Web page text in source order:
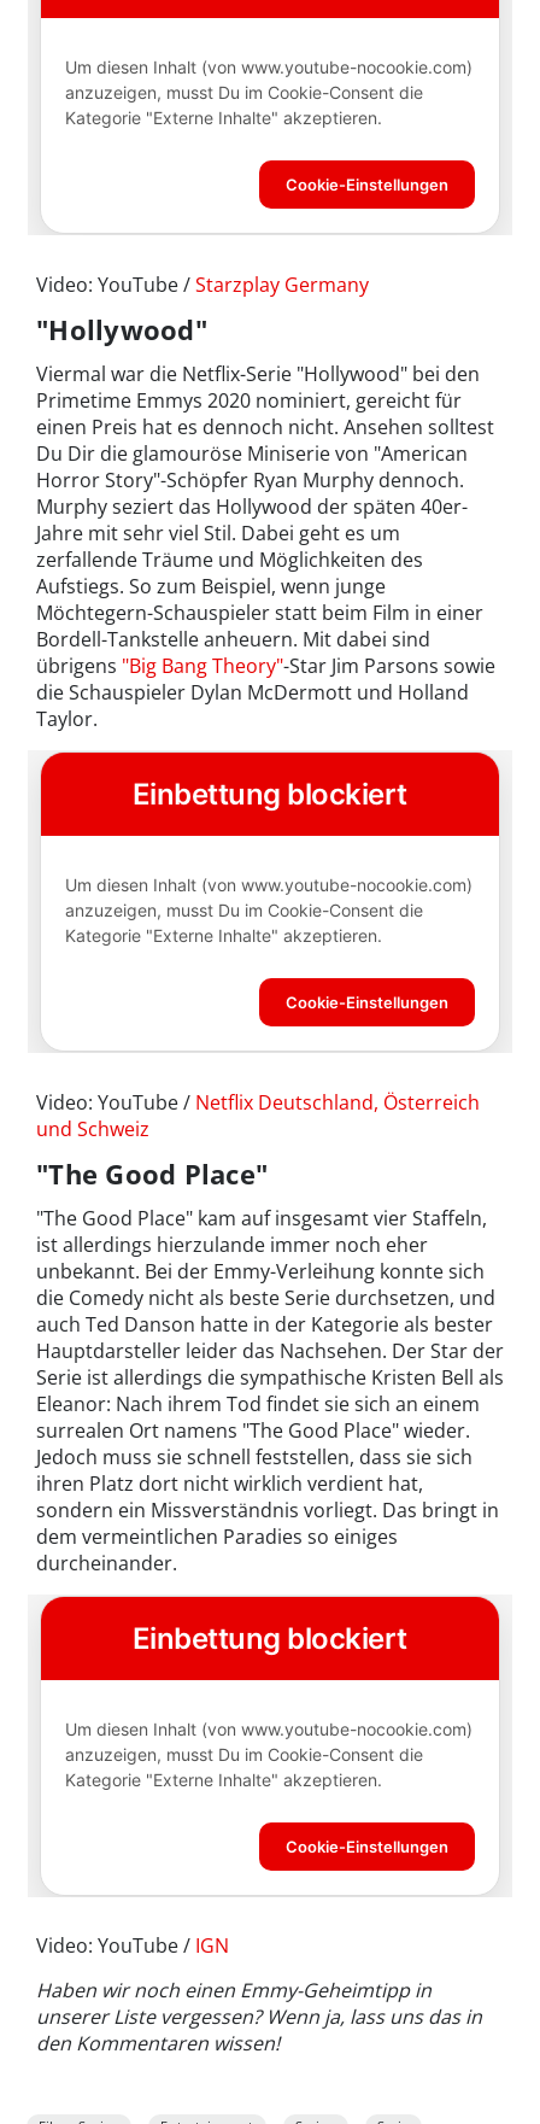
Video: YouTube /Starzplay Germany
"Hollywood"
Viermal war die Netflix-Serie "Hollywood" bei den
Primetime Emmys 2020 nominiert, gereicht für
einen Preis hat es dennoch nicht. Ansehen solltest
Du Dir die glamouröse Miniserie von "American
Horror Story"-Schöpfer Ryan Murphy dennoch.
Murphy seziert das Hollywood der späten 40er-
Jahre mit sehr viel Stil. Dabei geht es um
zerfallende Träume und Möglichkeiten des
Aufstiegs. So zum Beispiel, wenn junge
Möchtegern-Schauspieler statt beim Film in einer
Bordell-Tankstelle anheuern. Mit dabei sind
übrigens "Big Bang Theory"-Star Jim Parsons sowie
die Schauspieler Dylan McDermott und Holland
Taylor.
Video: YouTube / Netflix Deutschland, Österreich
und Schweiz
"The Good Place"
"The Good Place" kam auf insgesamt vier Staffeln,
ist allerdings hierzulande immer noch eher
unbekannt. Bei der Emmy-Verleihung konnte sich
die Comedy nicht als beste Serie durchsetzen, und
auch Ted Danson hatte in der Kategorie als bester
Hauptdarsteller leider das Nachsehen. Der Star der
Serie ist allerdings die sympathische Kristen Bell als
Eleanor: Nach ihrem Tod findet sie sich an einem
surrealen Ort namens "The Good Place" wieder.
Jedoch muss sie schnell feststellen, dass sie sich
ihren Platz dort nicht wirklich verdient hat,
sondern ein Missverständnis vorliegt. Das bringt in
dem vermeintlichen Paradies so einiges
durcheinander.
Video: YouTube / IGN
Haben wir noch einen Emmy-Geheimtipp in
unserer Liste vergessen? Wenn ja, lass uns das in
den Kommentaren wissen!